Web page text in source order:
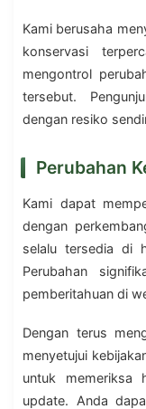
Kami berusaha
konservasi
mengontrol
tersebut.
dengan resiko
Perubahan
Kami dapat
dengan
selalu tersedia di
Perubahan
pemberitahuan di
Dengan terus
menyetujui
untuk memeriksa
update. Anda